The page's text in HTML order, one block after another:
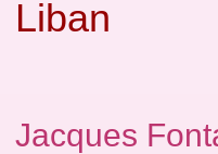
Liban
Jacques